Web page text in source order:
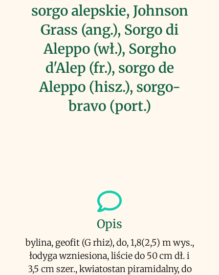
sorgo alepskie, Johnson
Grass (ang.), Sorgo di
Aleppo (wł.), Sorgho
d'Alep (fr.), sorgo de
Aleppo (hisz.), sorgo-
bravo (port.)
Opis
bylina, geofit (G rhiz), do, 1,8(2,5) m wys.,
łodyga wzniesiona, liście do 50 cm dł. i
3,5 cm szer., kwiatostan piramidalny, do